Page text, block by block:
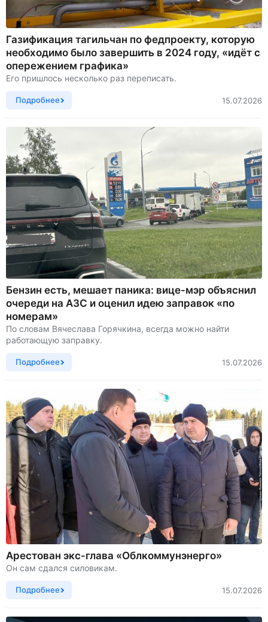
Газификация тагильчан по федпроекту, которую
необходимо было завершить в 2024 году, «идёт с
опережением графика»
Его пришлось несколько раз переписать.
Подробнее 15.07.2026
Бензин есть, мешает паника: вице-мэр объяснил
очереди на АЗС и оценил идею заправок «по
номерам»
По словам Вячеслава Горячкина, всегда можно найти
работающую заправку.
Подробнее 15.07.2026
Арестован экс-глава «Облкоммунэнерго»
Он сам сдался силовикам.
Подробнее 15.07.2026